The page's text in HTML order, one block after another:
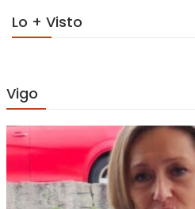
Lo + Visto
Vigo